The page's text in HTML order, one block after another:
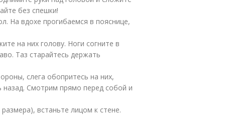
без спешки!
На вдохе прогибаемся в пояснице,
на них голову. Ноги согните в
Таз старайтесь держать
слега обопритесь на них,
назад. Смотрим прямо перед собой и
встаньте лицом к стене.